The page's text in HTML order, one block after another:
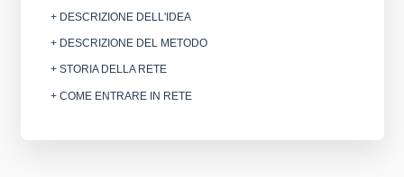
+ DESCRIZIONE DELL'IDEA
+ DESCRIZIONE DEL METODO
+ STORIA DELLA RETE
+ COME ENTRARE IN RETE